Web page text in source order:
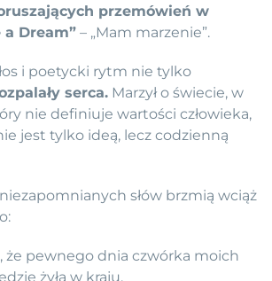
przemówień w
a Dream” – „Mam marzenie”.
i poetycki rytm nie tylko
serca. Marzył o świecie, w
nie definiuje wartości człowieka,
jest tylko ideą, lecz codzienną
słów brzmią wciąż
że pewnego dnia czwórka moich
żyła w kraju,